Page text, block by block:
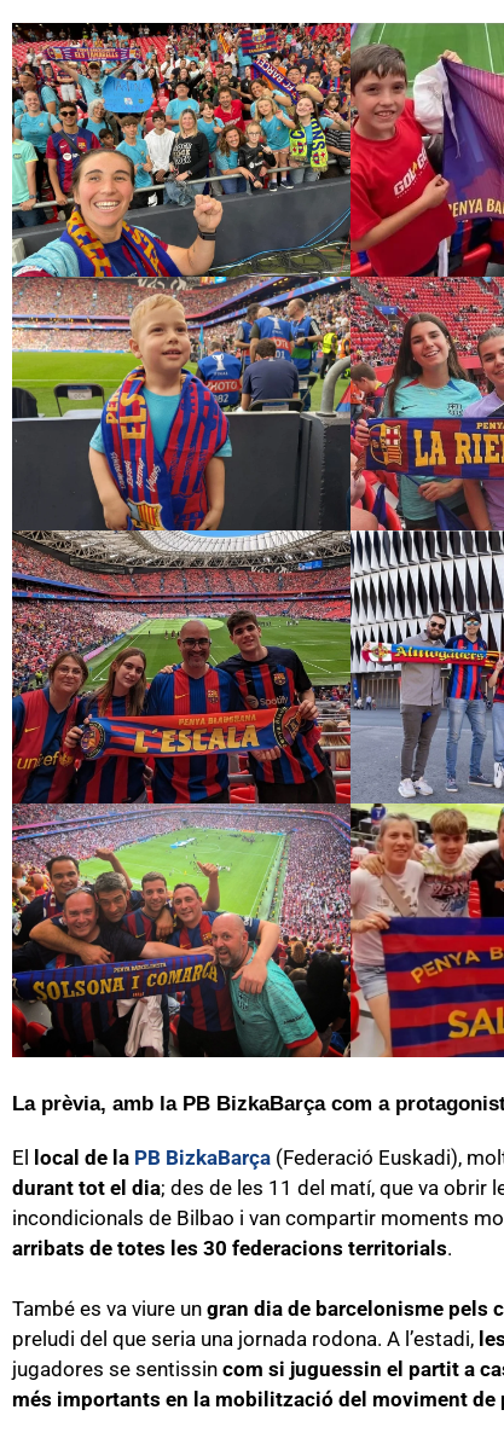
La prèvia, amb la PB BizkaBarça com a
El local de la PB BizkaBarça (Federació Euskadi),
durant tot el dia; des de les 11 del matí, que va obrir
incondicionals de Bilbao i van compartir moments
arribats de totes les 30 federacions territorials.
També es va viure un gran dia de barcelonisme pels
preludi del que seria una jornada rodona. A l’estadi,
jugadores se sentissin com si juguessin el partit a
més importants en la mobilització del moviment de